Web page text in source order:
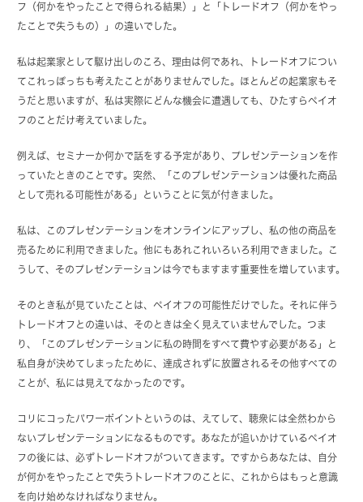
フ（何かをやったことで得られる結果）」と「トレードオフ（何かをやっ
たことで失うもの）」の違いでした。
私は起業家として駆け出しのころ、理由は何であれ、トレードオフについ
てこれっぽっちも考えたことがありませんでした。ほとんどの起業家もそ
うだと思いますが、私は実際にどんな機会に遭遇しても、ひたすらペイオ
フのことだけ考えていました。
例えば、セミナーか何かで話をする予定があり、プレゼンテーションを作
っていたときのことです。突然、「このプレゼンテーションは優れた商品
として売れる可能性がある」ということに気が付きました。
私は、このプレゼンテーションをオンラインにアップし、私の他の商品を
売るために利用できました。他にもあれこれいろいろ利用できました。こ
うして、そのプレゼンテーションは今でもますます重要性を増しています。
そのとき私が見ていたことは、ペイオフの可能性だけでした。それに伴う
トレードオフとの違いは、そのときは全く見えていませんでした。つま
り、「このプレゼンテーションに私の時間をすべて費やす必要がある」と
私自身が決めてしまったために、達成されずに放置されるその他すべての
ことが、私には見えてなかったのです。
コリにコったパワーポイントというのは、えてして、聴衆には全然わから
ないプレゼンテーションになるものです。あなたが追いかけているペイオ
フの後には、必ずトレードオフがついてきます。ですからあなたは、自分
が何かをやったことで失うトレードオフのことに、これからはもっと意識
を向け始めなければなりません。